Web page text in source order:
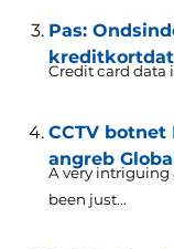
Pas:
Credit card data
CCTV botnet
angreb
A very intriguing
been just...